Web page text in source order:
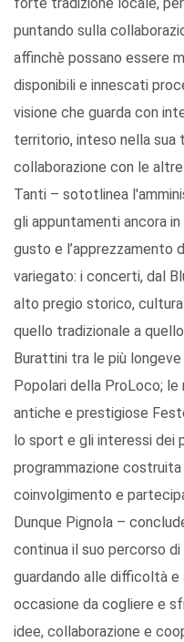
forte tradizione locale,
puntando sulla
affinchè possano essere
disponibili e innescati
visione che guarda con
territorio, inteso nella sua
collaborazione con le
Tanti – sototlinea
gli appuntamenti ancora
gusto e l’apprezzamento
variegato: i concerti, dal
alto pregio storico,
quello tradizionale a
Burattini tra le più
Popolari della ProLoco;
antiche e prestigiose
lo sport e gli interessi dei
programmazione
coinvolgimento e
Dunque Pignola –
continua il suo percorso
guardando alle difficoltà
occasione da cogliere e
idee, collaborazione e